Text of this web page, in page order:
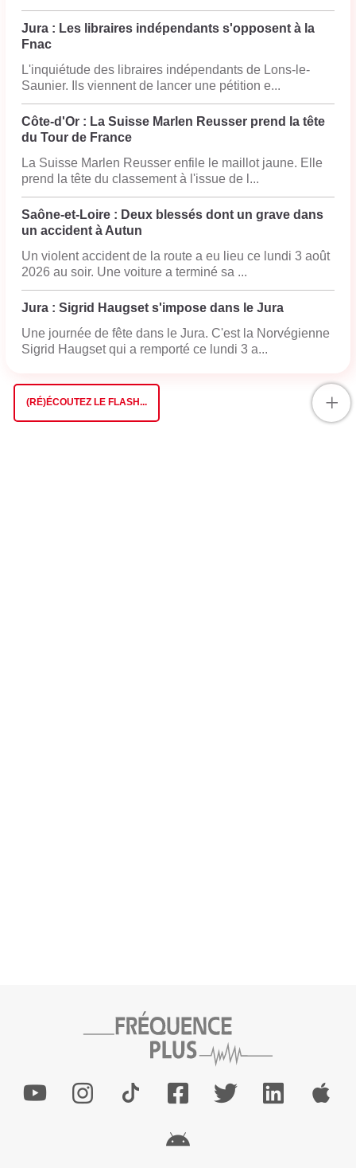
Jura : Les libraires indépendants s'opposent à la
Fnac
L'inquiétude des libraires indépendants de Lons-le-
Saunier. Ils viennent de lancer une pétition e...
Côte-d'Or : La Suisse Marlen Reusser prend la tête
du Tour de France
La Suisse Marlen Reusser enfile le maillot jaune. Elle
prend la tête du classement à l'issue de l...
Saône-et-Loire : Deux blessés dont un grave dans
un accident à Autun
Un violent accident de la route a eu lieu ce lundi 3 août
2026 au soir. Une voiture a terminé sa ...
Jura : Sigrid Haugset s'impose dans le Jura
Une journée de fête dans le Jura. C'est la Norvégienne
Sigrid Haugset qui a remporté ce lundi 3 a...
(RÉ)ÉCOUTEZ LE FLASH... +